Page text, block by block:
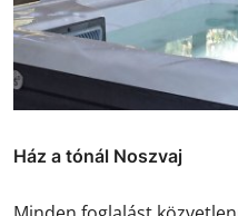
Ház a tónál Noszvaj